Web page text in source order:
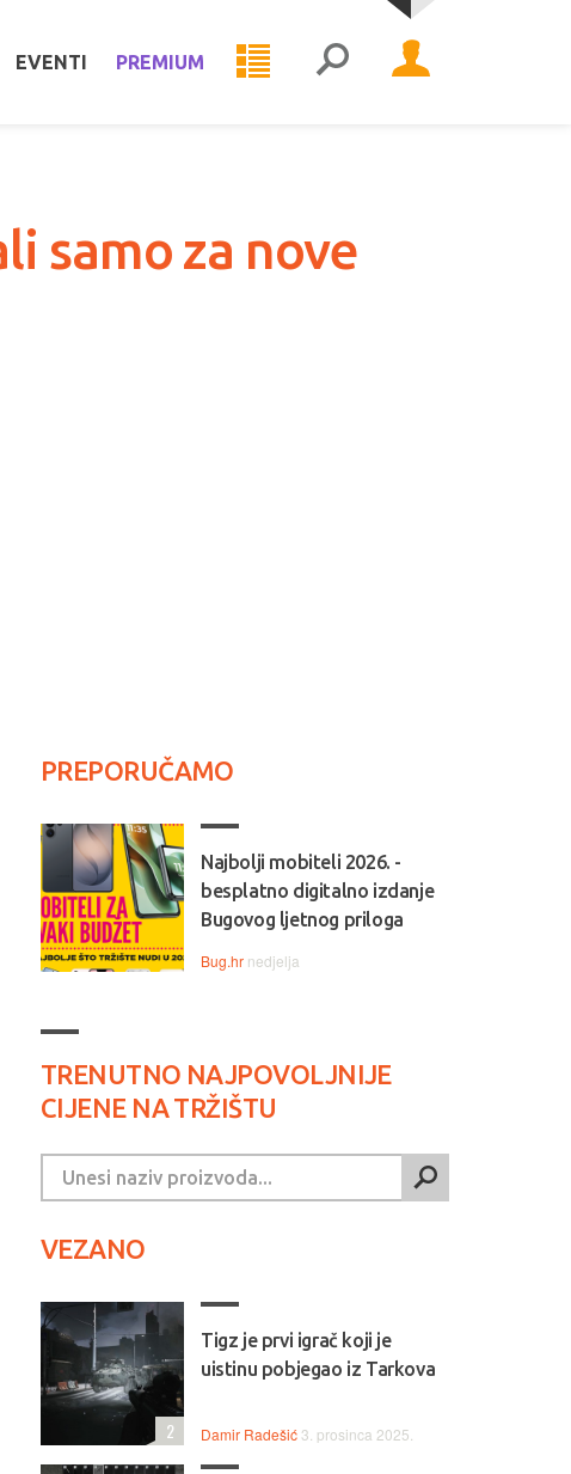
EVENTI PREMIUM
samo za nove
PREPORUČAMO
Najbolji mobiteli 2026. -
besplatno digitalno izdanje
Bugovog ljetnog priloga
Bug.hr nedjelja
TRENUTNO NAJPOVOLJNIJE
CIJENE NA TRŽIŠTU
VEZANO
Tigz je prvi igrač koji je
uistinu pobjegao iz Tarkova
Damir Radešić 3. prosinca 2025.
2